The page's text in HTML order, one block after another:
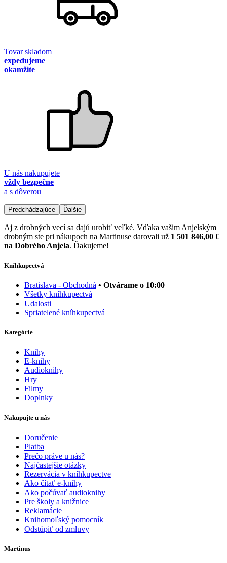
Tovar skladom
expedujeme
okamžite
U nás nakupujete
vždy bezpečne
a s dôverou
Predchádzajúce Ďalšie
Aj z drobných vecí sa dajú urobiť veľké. Vďaka vašim Anjelským
drobným ste pri nákupoch na Martinuse darovali už 1 501 846,00 €
na Dobrého Anjela. Ďakujeme!
Kníhkupectvá
Bratislava - Obchodná • Otvárame o 10:00
Všetky kníhkupectvá
Udalosti
Spriatelené kníhkupectvá
Kategórie
Knihy
E-knihy
Audioknihy
Hry
Filmy
Doplnky
Nakupujte u nás
Doručenie
Platba
Prečo práve u nás?
Najčastejšie otázky
Rezervácia v kníhkupectve
Ako čítať e-knihy
Ako počúvať audioknihy
Pre školy a knižnice
Reklamácie
Knihomoľský pomocník
Odstúpiť od zmluvy
Martinus